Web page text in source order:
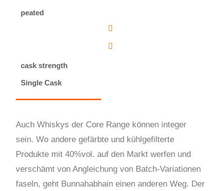
peated
cask strength
Single Cask
Auch Whiskys der Core Range können integer
sein. Wo andere gefärbte und kühlgefilterte
Produkte mit 40%vol. auf den Markt werfen und
verschämt von Angleichung von Batch-Variationen
faseln, geht Bunnahabhain einen anderen Weg. Der